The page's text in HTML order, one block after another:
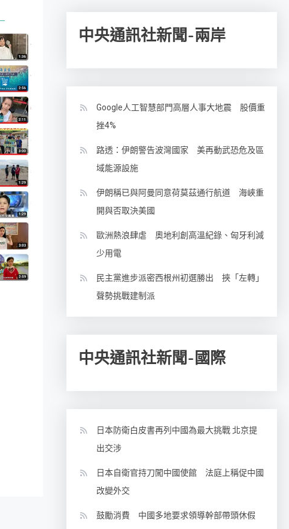
中央通訊社新聞-兩岸
Google人工智慧部門高層人事大地震 股價重
挫4%
路透：伊朗警告波灣國家 美再動武恐危及區
域能源設施
伊朗稱已與阿曼同意荷莫茲通行航道 海峽重
開與否取決美國
歐洲熱浪肆虐 奧地利創高溫紀錄、匈牙利減
少用電
民主黨進步派密西根州初選勝出 挾「左轉」
聲勢挑戰建制派
中央通訊社新聞-國際
日本防衛白皮書再列中國為最大挑戰 北京提
出交涉
日本自衛官持刀闖中國使館 法庭上稱促中國
改變外交
鼓勵消費 中國多地要求領導幹部帶頭休假